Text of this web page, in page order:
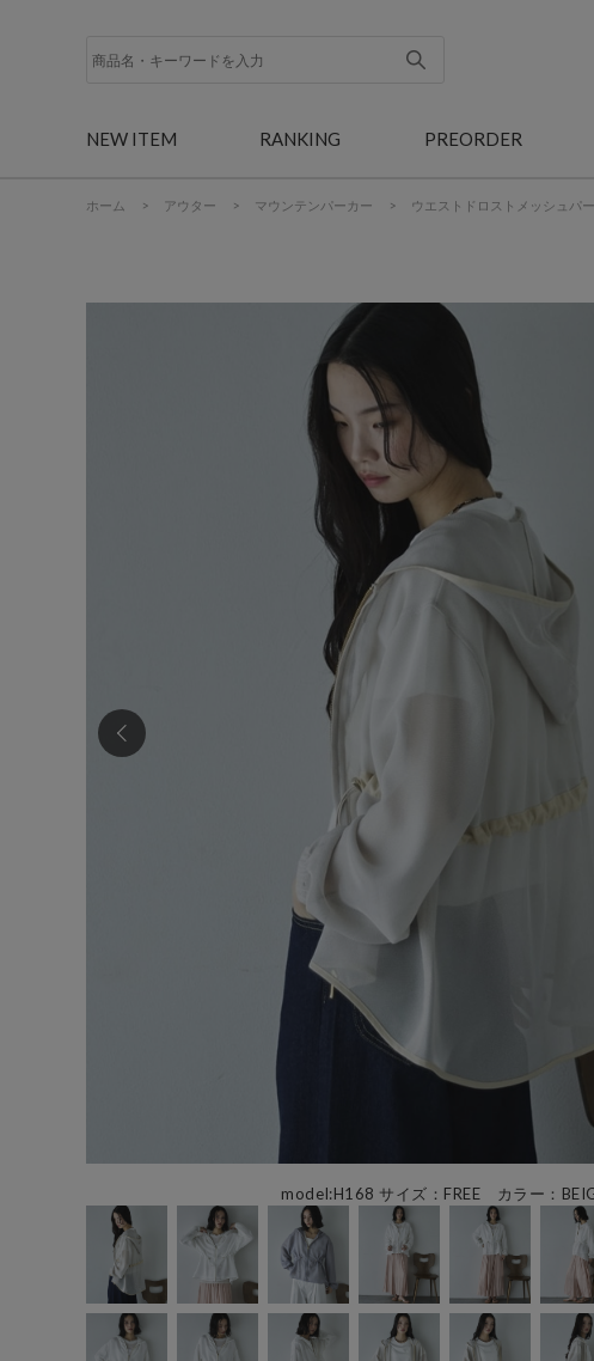
NEW ITEM RANKING PREORDER
ホーム > アウター > マウンテンパーカー > ウエストドロストメッシュパ
model:H168 サイズ：FREE カラー：